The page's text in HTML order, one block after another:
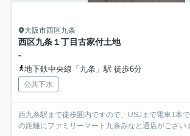
大阪市西区九条
西区九条１丁目古家付土地
-
地下鉄中央線「九条」駅 徒歩6分
公共下水
西九条駅まで徒歩圏内ですので、USJまで電車1本
の距離にファミリーマート九条みなと通店がござい